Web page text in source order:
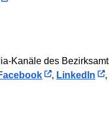
Kanäle des
, LinkedIn ,